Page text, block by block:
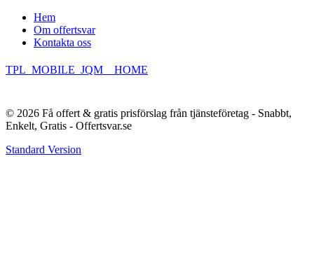
Hem
Om offertsvar
Kontakta oss
TPL_MOBILE_JQM__HOME
© 2026 Få offert & gratis prisförslag från tjänsteföretag - Snabbt,
Enkelt, Gratis - Offertsvar.se
Standard Version